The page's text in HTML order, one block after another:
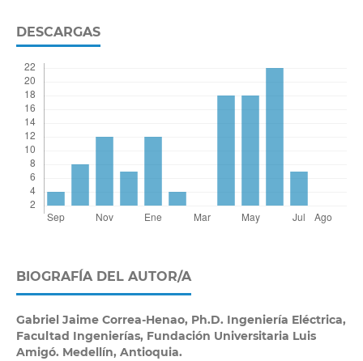
DESCARGAS
BIOGRAFÍA DEL AUTOR/A
Gabriel Jaime Correa-Henao, Ph.D. Ingeniería Eléctrica,
Facultad Ingenierías, Fundación Universitaria Luis
Amigó. Medellín, Antioquia.